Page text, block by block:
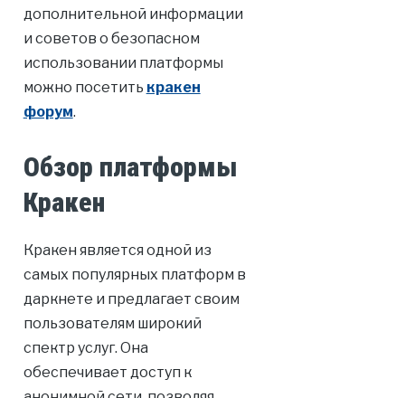
дополнительной информации
и советов о безопасном
использовании платформы
можно посетить кракен
форум.
Обзор платформы
Кракен
Кракен является одной из
самых популярных платформ в
даркнете и предлагает своим
пользователям широкий
спектр услуг. Она
обеспечивает доступ к